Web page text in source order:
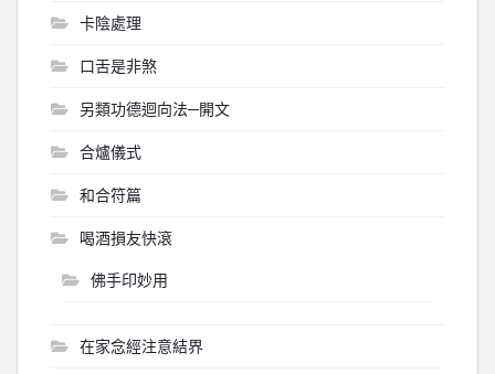
卡陰處理
口舌是非煞
另類功德迴向法─開文
合爐儀式
和合符篇
喝酒損友快滾
佛手印妙用
在家念經注意結界